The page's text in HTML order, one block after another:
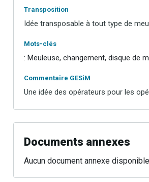
Transposition
Idée transposable à tout type de
Mots-clés
: Meuleuse, changement, disque de
Commentaire GESiM
Une idée des opérateurs pour les
Documents annexes
Aucun document annexe